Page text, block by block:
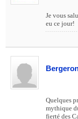
Je vous
eu ce jour!
Quelques
mythique
fierté des